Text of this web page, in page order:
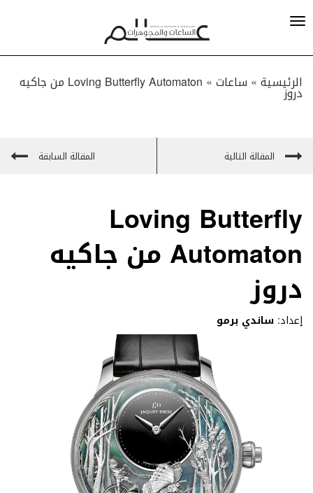
الرئيسية » ساعات» Loving Butterfly Automaton من جاكيه
دروز
المقالة التالية المقالة السابقة
Loving Butterfly
Automaton من جاكيه
دروز
إعداد: ساندي برمو